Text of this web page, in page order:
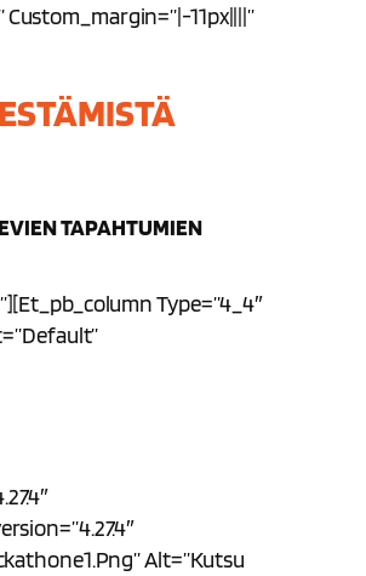
11px||||”
TAPAHTUMIEN
Type=”4_4″
Alt=”Kutsu